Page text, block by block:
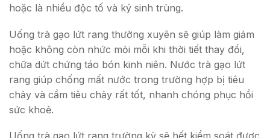
hoặc là nhiều độc tố và ký sinh trùng.
Uống trà gạo lứt rang thường xuyên sẽ giúp làm giảm
hoặc không còn nhức mỏi mỗi khi thời tiết thay đổi,
chữa dứt chứng táo bón kinh niên. Nước trà gạo lứt
rang giúp chống mất nước trong trường hợp bị tiêu
chảy và cầm tiêu chảy rất tốt, nhanh chóng phục hồi
sức khoẻ.